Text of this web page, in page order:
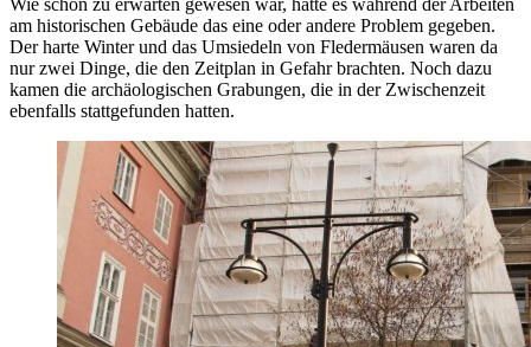
am historischen Gebäude das eine oder andere Problem gegeben.
Der harte Winter und das Umsiedeln von Fledermäusen waren da
nur zwei Dinge, die den Zeitplan in Gefahr brachten. Noch dazu
kamen die archäologischen Grabungen, die in der Zwischenzeit
ebenfalls stattgefunden hatten.